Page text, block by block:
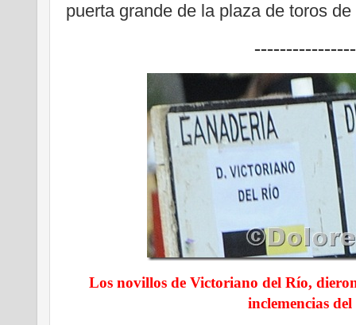
puerta grande de la plaza de toros
Los novillos de Victoriano del Río,
inclemencias